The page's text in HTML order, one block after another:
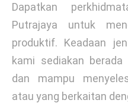
Dapatkan
Putrajaya untuk
produktif. Keadaan
kami sediakan
dan mampu
atau yang berkaitan